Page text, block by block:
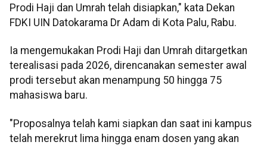
Prodi Haji dan Umrah telah disiapkan," kata Dekan
FDKI UIN Datokarama Dr Adam di Kota Palu, Rabu.
Ia mengemukakan Prodi Haji dan Umrah ditargetkan
terealisasi pada 2026, direncanakan semester awal
prodi tersebut akan menampung 50 hingga 75
mahasiswa baru.
"Proposalnya telah kami siapkan dan saat ini kampus
telah merekrut lima hingga enam dosen yang akan